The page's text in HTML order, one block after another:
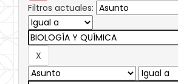
Filtros actuales: